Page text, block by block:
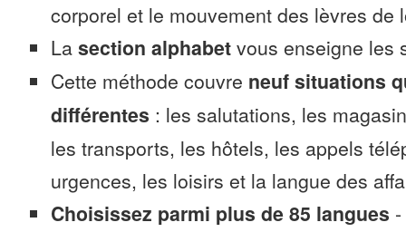
corporel et le mouvement des lèvres de
La section alphabet vous enseigne les
Cette méthode couvre neuf situations
différentes : les salutations, les
les transports, les hôtels, les appels
urgences, les loisirs et la langue des
Choisissez parmi plus de 85 langues -